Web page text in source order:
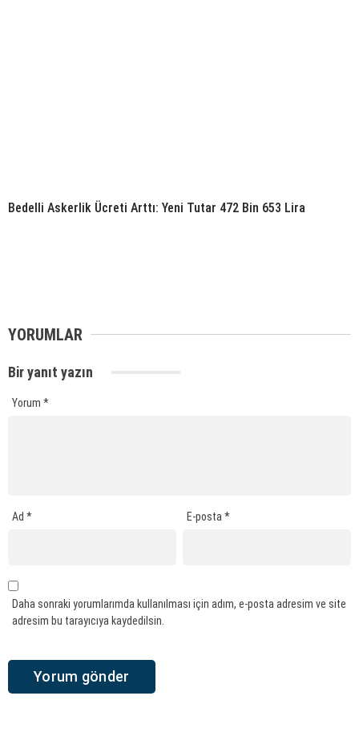
Bedelli Askerlik Ücreti Arttı: Yeni Tutar 472 Bin 653 Lira
YORUMLAR
Bir yanıt yazın
Yorum *
Ad * E-posta*
Daha sonraki yorumlarımda kullanılması için adım, e-posta adresim ve site
adresim bu tarayıcıya kaydedilsin.